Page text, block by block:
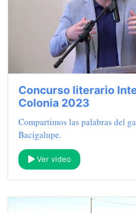
Concurso literario
Colonia 2023
Compartimos las palabras del
Bacigalupe.
Ver video